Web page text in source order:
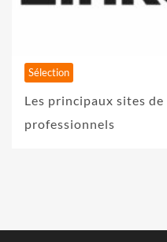
Sélection
Les principaux sites
professionnels